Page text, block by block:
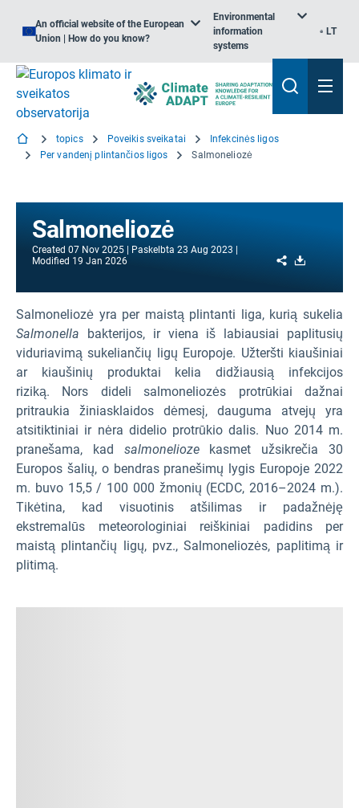
An official website of the European
Union | How do you know?
Environmental
information
systems
LT
topics Poveikis sveikatai
Infekcinės ligos
Per vandenį plintančios ligos
Salmoneliozė
Salmoneliozė
Created 07 Nov 2025 Paskelbta 23 Aug 2023
Modified 19 Jan 2026 Share
Salmoneliozė yra per maistą plintanti liga, kurią sukelia
Salmonella bakterijos, ir viena iš labiausiai paplitusių
viduriavimą sukeliančių ligų Europoje. Užteršti kiaušiniai
ar kiaušinių produktai kelia didžiausią infekcijos
riziką. Nors dideli salmoneliozės protrūkiai dažnai
pritraukia žiniasklaidos dėmesį, dauguma atvejų yra
atsitiktiniai ir nėra didelio protrūkio dalis. Nuo 2014 m.
pranešama, kad salmonelioze kasmet užsikrečia 30
Europos šalių, o bendras pranešimų lygis Europoje 2022
m. buvo 15,5 / 100 000 žmonių (ECDC, 2016–2024 m.).
Tikėtina, kad visuotinis atšilimas ir padažnėję
ekstremalūs meteorologiniai reiškiniai padidins per
maistą plintančių ligų, pvz., Salmoneliozės, paplitimą ir
plitimą.